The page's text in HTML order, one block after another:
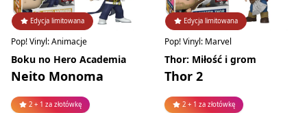
Edycja limitowana
Pop! Vinyl: Animacje
Boku no Hero Academia
Neito Monoma
2 + 1 za złotówkę
Edycja limitowana
Pop! Vinyl: Marvel
Thor: Miłość i grom
Thor 2
2 + 1 za złotówkę